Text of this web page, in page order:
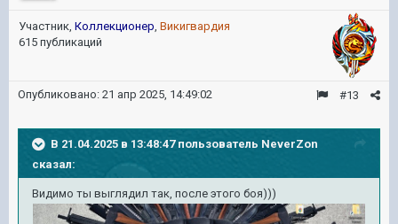
Участник, Коллекционер, Викигвардия
615 публикаций
#13
Опубликовано: 21 апр 2025, 14:49:02
В 21.04.2025 в 13:48:47 пользователь NeverZon
сказал:
Видимо ты выглядил так, после этого боя)))